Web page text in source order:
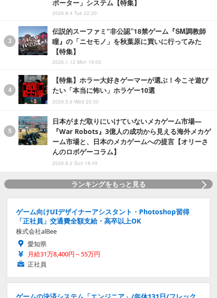
ポーター」システム【特集】
2026.8.4 Tue 22:20
伝説的スーファミ“非公認”18禁ゲーム『SM調教師
瞳』の「ニセモノ」を秋葉原に買いに行ってみた
【特集】
2026.1.12 Mon 19:00
【特集】ホラー大好きゲーマーが選ぶ！今こそ遊び
たい「本当に怖い」ホラゲー10選
2026.5.6 Wed 20:30
日本がまだ取りにいけていないメカゲーム市場―
『War Robots』3億人の成功から見える海外メカゲ
ーム市場と、日本のメカゲームへの提言【オリーさ
んのロボゲーコラム】
2026.8.2 Sun 18:45
ランキングをもっと見る
ゲーム向けUIデザイナーアシスタント・Photoshop習得
「正社員」交通費全額支給・高卒以上OK
株式会社alBee
愛知県
月給31万8,400円～55万円
正社員